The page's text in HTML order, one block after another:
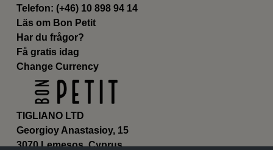
TIGLIANO LTD
Georgioy Anastasioy, 15
3070 Lemesos, Cyprus
Telefon: (+46) 10 898 94 14
Läs om Bon Petit
Har du frågor?
Få gratis idag
Change Currency